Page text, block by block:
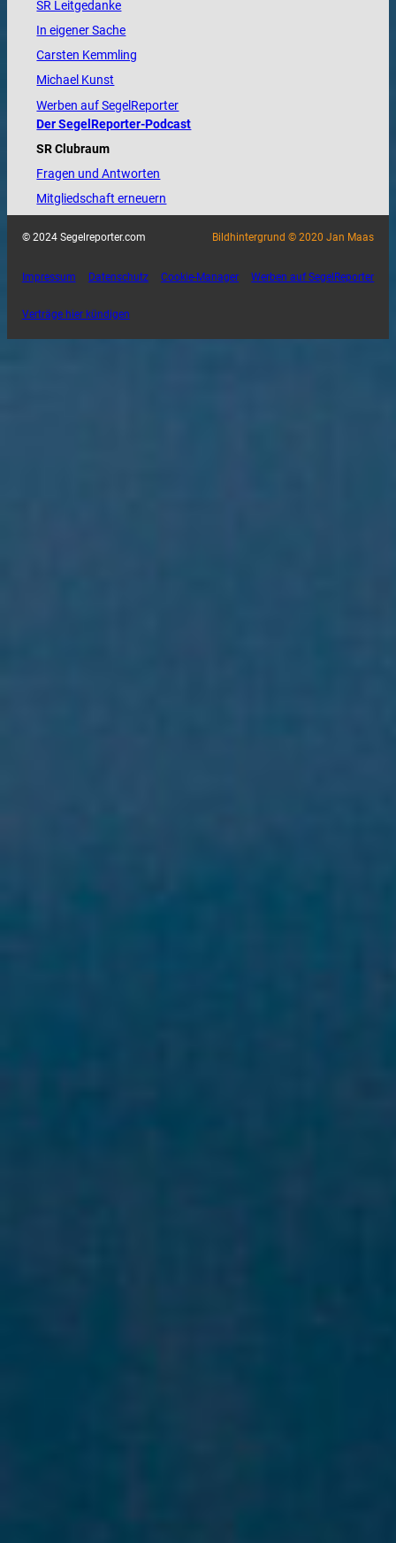
SR Leitgedanke
In eigener Sache
Carsten Kemmling
Michael Kunst
Werben auf SegelReporter
Der SegelReporter-Podcast
SR Clubraum
Fragen und Antworten
Mitgliedschaft erneuern
© 2024 Segelreporter.com Bildhintergrund © 2020 Jan Maas
Impressum Datenschutz Cookie-Manager Werben auf SegelReporter
Verträge hier kündigen